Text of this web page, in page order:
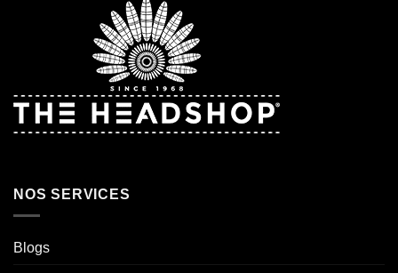
NOS SERVICES
Blogs